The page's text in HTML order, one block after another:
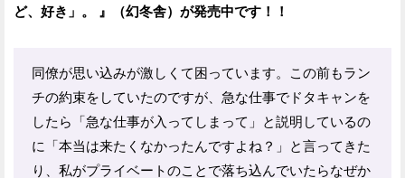
る る
ど、好き」。 』（幻冬舎）が発売中です！！
同僚が思い込みが激しくて困っています。この前もラン
チの約束をしていたのですが、急な仕事でドタキャンを
したら「急な仕事が入ってしまって」と説明しているの
に「本当は来たくなかったんですよね？」と言ってきた
り、私がプライベートのことで落ち込んでいたらなぜか